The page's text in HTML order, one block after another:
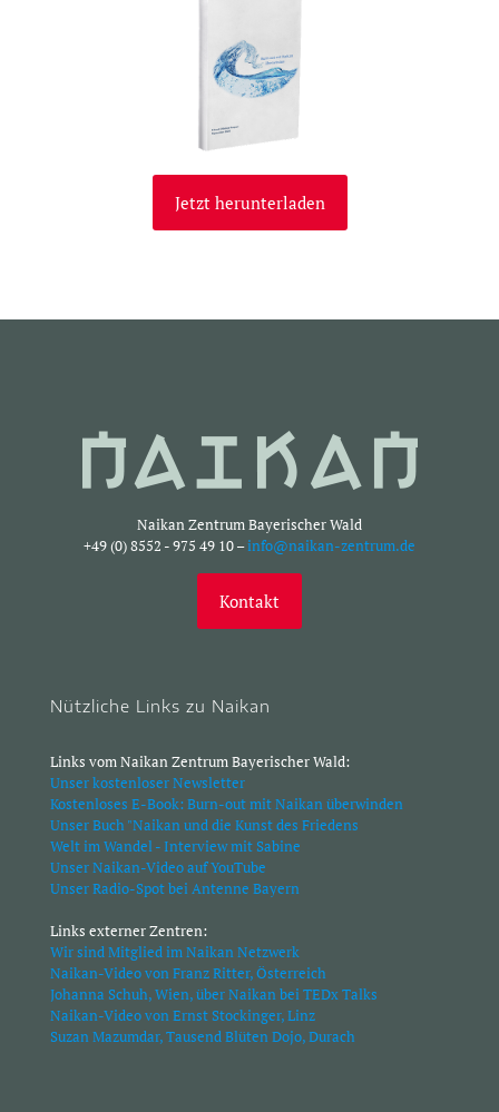
Jetzt herunterladen
Naikan Zentrum Bayerischer Wald
+49 (0) 8552 - 975 49 10 –info@naikan-zentrum.de
Kontakt
Nützliche Links zu Naikan
Links vom Naikan Zentrum Bayerischer Wald:
Unser kostenloser Newsletter
Kostenloses E-Book: Burn-out mit Naikan überwinden
Unser Buch "Naikan und die Kunst des Friedens
Welt im Wandel - Interview mit Sabine
Unser Naikan-Video auf YouTube
Unser Radio-Spot bei Antenne Bayern
Links externer Zentren:
Wir sind Mitglied im Naikan Netzwerk
Naikan-Video von Franz Ritter, Österreich
Johanna Schuh, Wien, über Naikan bei TEDx Talks
Naikan-Video von Ernst Stockinger, Linz
Suzan Mazumdar, Tausend Blüten Dojo, Durach